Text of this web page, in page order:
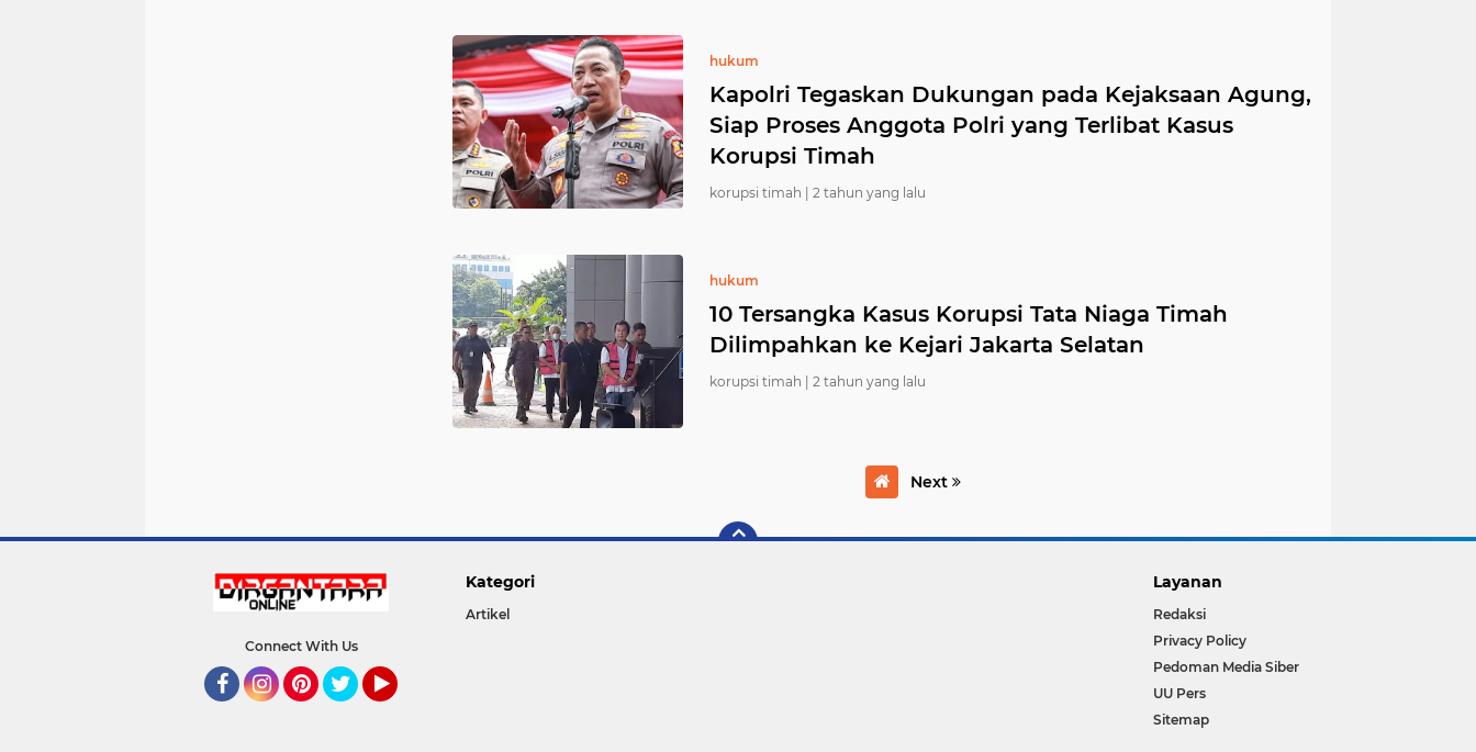
hukum
Kapolri Tegaskan Dukungan pada Kejaksaan Agung,
Siap Proses Anggota Polri yang Terlibat Kasus
Korupsi Timah
korupsi timah | 2 tahun yang lalu
hukum
10 Tersangka Kasus Korupsi Tata Niaga Timah
Dilimpahkan ke Kejari Jakarta Selatan
korupsi timah | 2 tahun yang lalu
Next
Connect With Us
Kategori
Artikel
Layanan
Redaksi
Privacy Policy
Pedoman Media Siber
UU Pers
Sitemap